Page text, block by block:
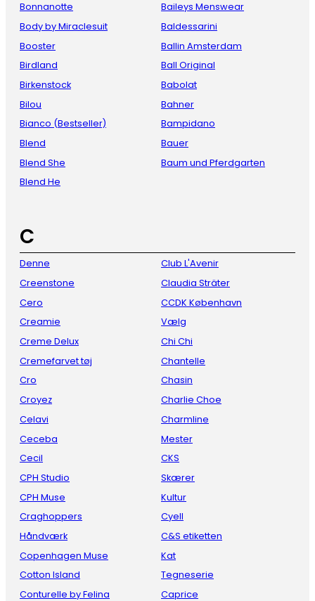
Bonnanotte
Body by Miraclesuit
Booster
Birdland
Birkenstock
Bilou
Bianco (Bestseller)
Blend
Blend She
Blend He
Baileys Menswear
Baldessarini
Ballin Amsterdam
Ball Original
Babolat
Bahner
Bampidano
Bauer
Baum und Pferdgarten
C
Denne
Creenstone
Cero
Creamie
Creme Delux
Cremefarvet tøj
Cro
Croyez
Celavi
Ceceba
Cecil
CPH Studio
CPH Muse
Craghoppers
Håndværk
Copenhagen Muse
Cotton Island
Conturelle by Felina
Club L'Avenir
Claudia Sträter
CCDK København
Vælg
Chi Chi
Chantelle
Chasin
Charlie Choe
Charmline
Mester
CKS
Skærer
Kultur
Cyell
C&S etiketten
Kat
Tegneserie
Caprice